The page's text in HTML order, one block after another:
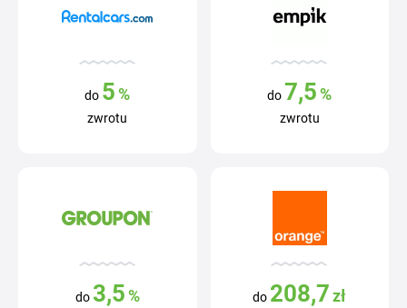
do 5 %
zwrotu
do 7,5 %
zwrotu
do 3,5% do 208,7 zł